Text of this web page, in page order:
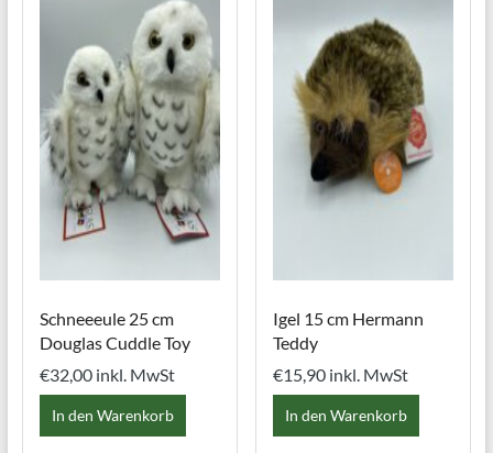
Schneeeule 25 cm
Douglas Cuddle Toy
€32,00 inkl. MwSt
In den Warenkorb
Igel 15 cm Hermann
Teddy
€15,90 inkl. MwSt
In den Warenkorb